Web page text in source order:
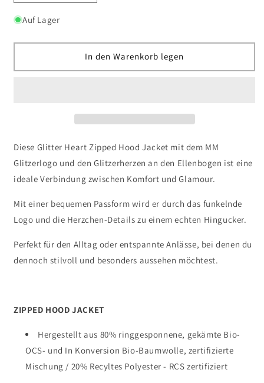
die
Menge
Glitter
Zipped
die
Glitter
Heart
Zipped
Auf Lager
In den Warenkorb legen
Diese Glitter Heart Zipped Hood Jacket mit dem MM
Glitzerlogo und den Glitzerherzen an den Ellenbogen ist eine
ideale Verbindung zwischen Komfort und Glamour.
Mit einer bequemen Passform wird er durch das funkelnde
Logo und die Herzchen-Details zu einem echten Hingucker.
Perfekt für den Alltag oder entspannte Anlässe, bei denen du
dennoch stilvoll und besonders aussehen möchtest.
ZIPPED HOOD JACKET
Hergestellt aus 80% ringgesponnene, gekämte Bio-
OCS- und In Konversion Bio-Baumwolle, zertifizierte
Mischung / 20% Recyltes Polyester - RCS zertifiziert